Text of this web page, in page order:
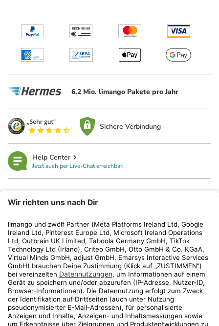
6.2 Mio. limango Pakete pro Jahr
Sichere Verbindung
Help Center
Jetzt auch per Live-Chat erreichbar!
Kundenservice
Shop
Aktionen
Travel